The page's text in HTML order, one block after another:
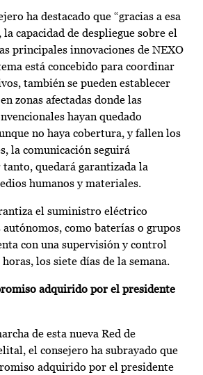
ha destacado que “gracias a esa
capacidad de despliegue sobre el
principales innovaciones de NEXO
está concebido para coordinar
también se pueden establecer
zonas afectadas donde las
hayan quedado
no haya cobertura, y fallen los
la comunicación seguirá
quedará garantizada la
humanos y materiales.
el suministro eléctrico
como baterías o grupos
con una supervisión y control
los siete días de la semana.
adquirido por el presidente
de esta nueva Red de
el consejero ha subrayado que
adquirido por el presidente